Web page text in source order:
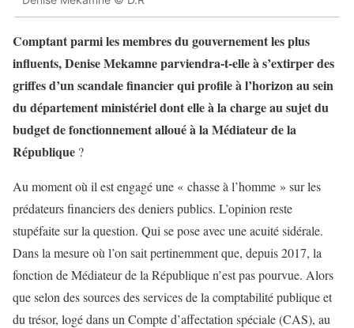
Comptant parmi les membres du gouvernement les plus
influents, Denise Mekamne parviendra-t-elle à s’extirper des
griffes d’un scandale financier qui profile à l’horizon au sein
du département ministériel dont elle à la charge au sujet du
budget de fonctionnement alloué à la Médiateur de la
République ?
Au moment où il est engagé une « chasse à l’homme » sur les
prédateurs financiers des deniers publics. L’opinion reste
stupéfaite sur la question. Qui se pose avec une acuité sidérale.
Dans la mesure où l’on sait pertinemment que, depuis 2017, la
fonction de Médiateur de la République n’est pas pourvue. Alors
que selon des sources des services de la comptabilité publique et
du trésor, logé dans un Compte d’affectation spéciale (CAS), au